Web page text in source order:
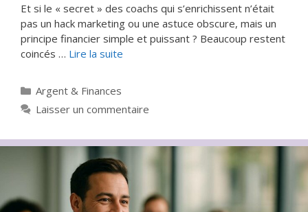
Et si le « secret » des coachs qui s’enrichissent n’était
pas un hack marketing ou une astuce obscure, mais un
principe financier simple et puissant ? Beaucoup restent
coincés … Lire la suite
Catégories
Argent & Finances
Laisser un commentaire